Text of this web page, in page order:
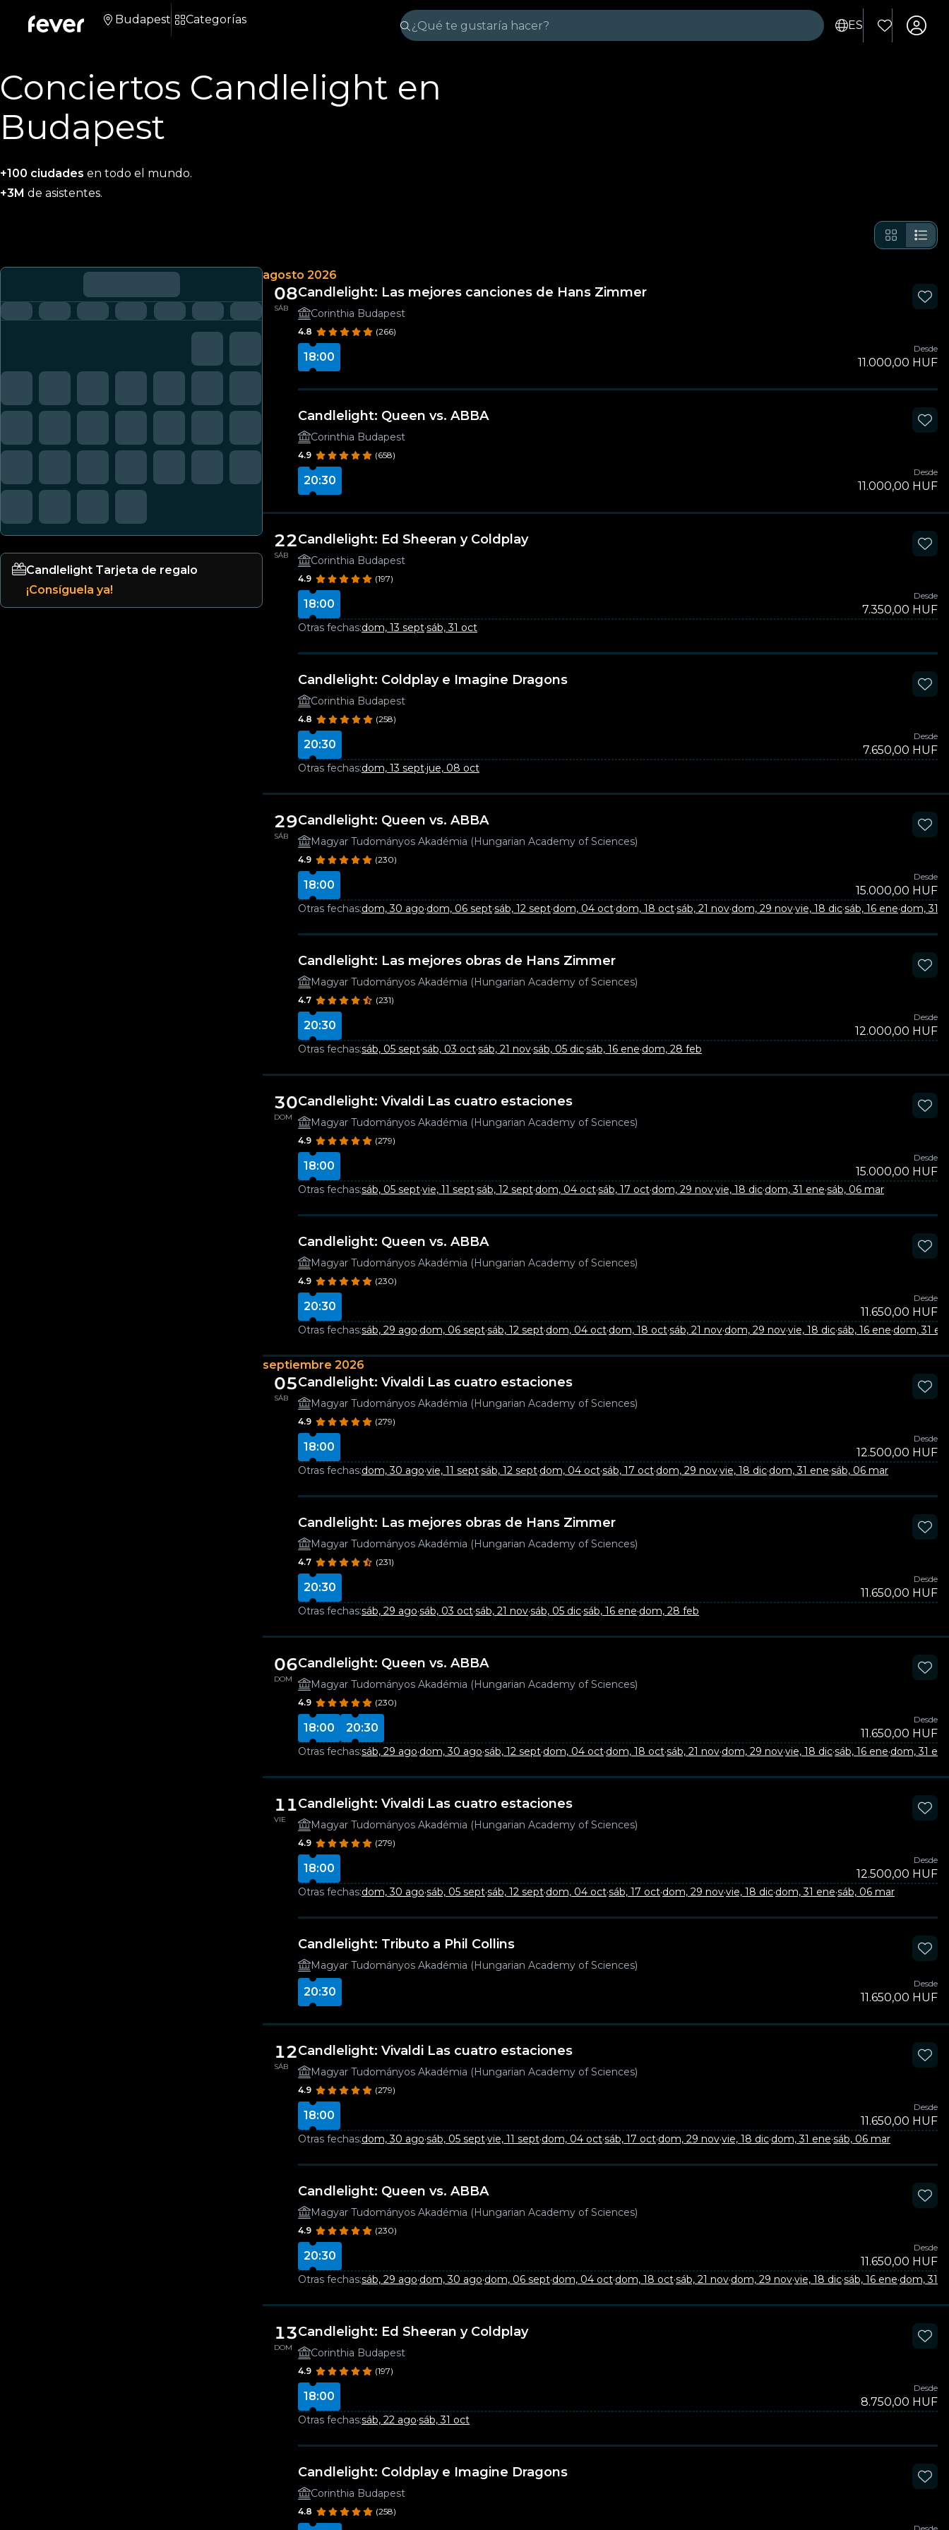
ES
Budapest Categorías
Conciertos Candlelight en
Budapest
+100 ciudades en todo el mundo.
+3M de asistentes.
Candlelight Tarjeta de regalo
¡Consíguela ya!
agosto 2026
08
SÁB
Candlelight: Las mejores canciones de Hans Zimmer
Corinthia Budapest
4.8 (266)
18:00
Desde
11.000,00 HUF
Candlelight: Queen vs. ABBA
Corinthia Budapest
4.9 (658)
20:30
Desde
11.000,00 HUF
22
SÁB
Candlelight: Ed Sheeran y Coldplay
Corinthia Budapest
4.9 (197)
18:00
Desde
7.350,00 HUF
Otras fechas:dom, 13 sept·sáb, 31 oct
Candlelight: Coldplay e Imagine Dragons
Corinthia Budapest
4.8 (258)
20:30
Desde
7.650,00 HUF
Otras fechas:dom, 13 sept·jue, 08 oct
29
SÁB
Candlelight: Queen vs. ABBA
Magyar Tudományos Akadémia (Hungarian Academy of Sciences)
4.9 (230)
18:00
Desde
15.000,00 HUF
Otras fechas:dom, 30 ago·dom, 06 sept·sáb, 12 sept·dom, 04 oct·dom, 18 oct·sáb, 21 nov·dom, 29 nov·vie, 18 dic·sáb, 16 ene·dom, 31
Candlelight: Las mejores obras de Hans Zimmer
Magyar Tudományos Akadémia (Hungarian Academy of Sciences)
4.7 (231)
20:30
Desde
12.000,00 HUF
Otras fechas:sáb, 05 sept·sáb, 03 oct·sáb, 21 nov·sáb, 05 dic·sáb, 16 ene·dom, 28 feb
30
DOM
Candlelight: Vivaldi Las cuatro estaciones
Magyar Tudományos Akadémia (Hungarian Academy of Sciences)
4.9 (279)
18:00
Desde
15.000,00 HUF
Otras fechas:sáb, 05 sept·vie, 11 sept·sáb, 12 sept·dom, 04 oct·sáb, 17 oct·dom, 29 nov·vie, 18 dic·dom, 31 ene·sáb, 06 mar
Candlelight: Queen vs. ABBA
Magyar Tudományos Akadémia (Hungarian Academy of Sciences)
4.9 (230)
20:30
Desde
11.650,00 HUF
Otras fechas:sáb, 29 ago·dom, 06 sept·sáb, 12 sept·dom, 04 oct·dom, 18 oct·sáb, 21 nov·dom, 29 nov·vie, 18 dic·sáb, 16 ene·dom, 31
septiembre 2026
05
SÁB
Candlelight: Vivaldi Las cuatro estaciones
Magyar Tudományos Akadémia (Hungarian Academy of Sciences)
4.9 (279)
18:00
Desde
12.500,00 HUF
Otras fechas:dom, 30 ago·vie, 11 sept·sáb, 12 sept·dom, 04 oct·sáb, 17 oct·dom, 29 nov·vie, 18 dic·dom, 31 ene·sáb, 06 mar
Candlelight: Las mejores obras de Hans Zimmer
Magyar Tudományos Akadémia (Hungarian Academy of Sciences)
4.7 (231)
20:30
Desde
11.650,00 HUF
Otras fechas:sáb, 29 ago·sáb, 03 oct·sáb, 21 nov·sáb, 05 dic·sáb, 16 ene·dom, 28 feb
06
DOM
Candlelight: Queen vs. ABBA
Magyar Tudományos Akadémia (Hungarian Academy of Sciences)
4.9 (230)
18:00 20:30
Desde
11.650,00 HUF
Otras fechas:sáb, 29 ago·dom, 30 ago·sáb, 12 sept·dom, 04 oct·dom, 18 oct·sáb, 21 nov·dom, 29 nov·vie, 18 dic·sáb, 16 ene·dom, 31
11
VIE
Candlelight: Vivaldi Las cuatro estaciones
Magyar Tudományos Akadémia (Hungarian Academy of Sciences)
4.9 (279)
18:00
Desde
12.500,00 HUF
Otras fechas:dom, 30 ago·sáb, 05 sept·sáb, 12 sept·dom, 04 oct·sáb, 17 oct·dom, 29 nov·vie, 18 dic·dom, 31 ene·sáb, 06 mar
Candlelight: Tributo a Phil Collins
Magyar Tudományos Akadémia (Hungarian Academy of Sciences)
20:30
Desde
11.650,00 HUF
12
SÁB
Candlelight: Vivaldi Las cuatro estaciones
Magyar Tudományos Akadémia (Hungarian Academy of Sciences)
4.9 (279)
18:00
Desde
11.650,00 HUF
Otras fechas:dom, 30 ago·sáb, 05 sept·vie, 11 sept·dom, 04 oct·sáb, 17 oct·dom, 29 nov·vie, 18 dic·dom, 31 ene·sáb, 06 mar
Candlelight: Queen vs. ABBA
Magyar Tudományos Akadémia (Hungarian Academy of Sciences)
4.9 (230)
20:30
Desde
11.650,00 HUF
Otras fechas:sáb, 29 ago·dom, 30 ago·dom, 06 sept·dom, 04 oct·dom, 18 oct·sáb, 21 nov·dom, 29 nov·vie, 18 dic·sáb, 16 ene·dom, 31
13
DOM
Candlelight: Ed Sheeran y Coldplay
Corinthia Budapest
4.9 (197)
18:00
Desde
8.750,00 HUF
Otras fechas:sáb, 22 ago·sáb, 31 oct
Candlelight: Coldplay e Imagine Dragons
Corinthia Budapest
4.8
(258)